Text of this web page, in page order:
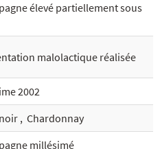
élevé partiellement sous
malolactique réalisée
2002
, Chardonnay
millésimé